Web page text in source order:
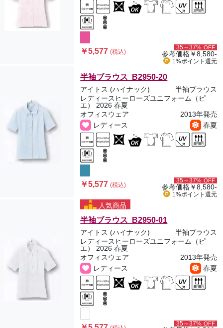
￥5,577(税込)
35～37% OFF
参考価格￥8,580-
1%ポイント 還元
半袖ブラウス B2950-20
アイトス (ハイナック)
半袖ブラウス
レディースヒーローズユニフォーム（ピ
エ） 2026 春夏
オフィスウェア
2013年発売
レディース
春夏
￥5,577(税込)
35～37% OFF
参考価格￥8,580-
1%ポイント 還元
人気商品
半袖ブラウス B2950-01
アイトス (ハイナック)
半袖ブラウス
レディースヒーローズユニフォーム（ピ
エ） 2026 春夏
オフィスウェア
2013年発売
レディース
春夏
35～37% OFF